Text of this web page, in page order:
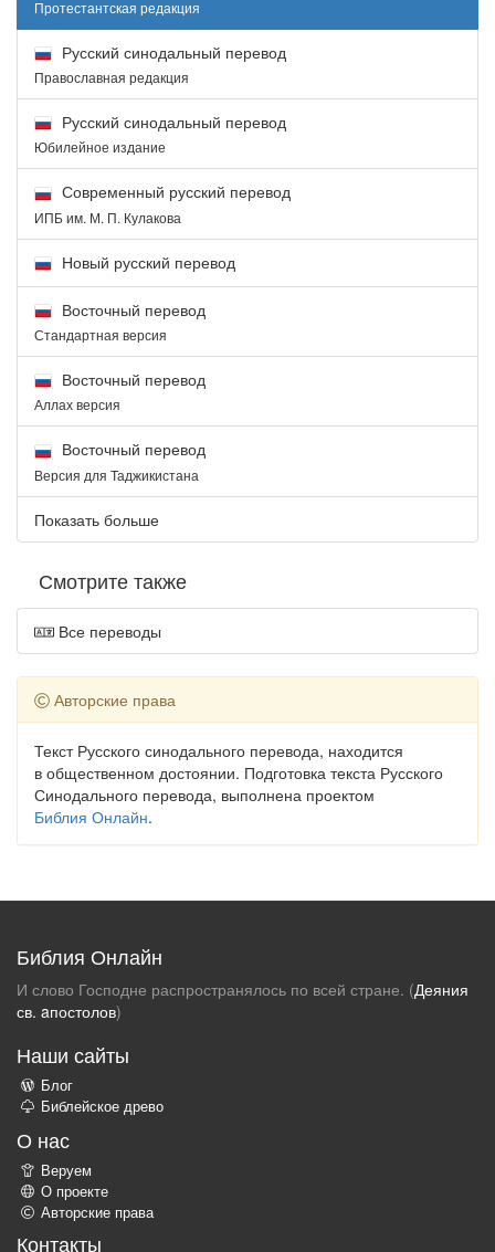
Протестантская редакция
Русский синодальный перевод
Православная редакция
Русский синодальный перевод
Юбилейное издание
Современный русский перевод
ИПБ им. М. П. Кулакова
Новый русский перевод
Восточный перевод
Стандартная версия
Восточный перевод
Аллах версия
Восточный перевод
Версия для Таджикистана
Показать больше
Смотрите также
Все переводы
Авторские права
Текст Русского синодального перевода, находится
в общественном достоянии. Подготовка текста Русского
Синодального перевода, выполнена проектом
Библия Онлайн.
Библия Онлайн
И слово Господне распространялось по всей стране. (Деяния
св. aпостолов)
Наши сайты
Блог
Библейское древо
О нас
Веруем
О проекте
Авторские права
Контакты